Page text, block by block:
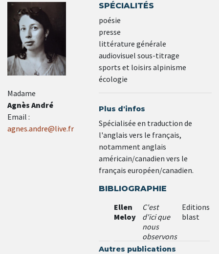
Madame
Agnès André
Email :
agnes.andre@live.fr
SPÉCIALITÉS
poésie
presse
littérature générale
audiovisuel sous-titrage
sports et loisirs alpinisme
écologie
Plus d'infos
Spécialisée en traduction de
l'anglais vers le français,
notamment anglais
américain/canadien vers le
français européen/canadien.
BIBLIOGRAPHIE
Ellen
Meloy
C'est
d'ici que
nous
observons
d'autres
Editions
blast
Autres publications